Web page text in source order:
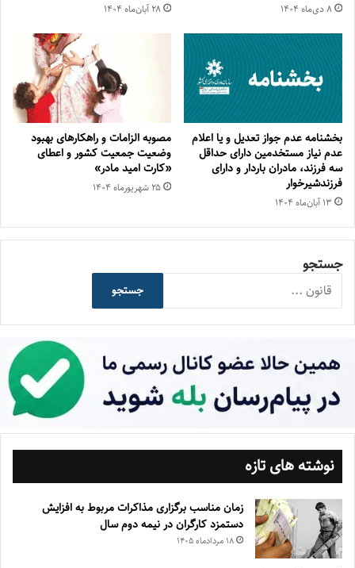
۸ دی‌ماه ۱۴۰۴ ۲۸ آبان‌ماه ۱۴۰۴
بخشنامه عدم جواز تعدیل و یا اعلام
عدم نیاز مستخدمین دارای حداقل
سه فرزند، مادران باردار و دارای
فرزندشیرخوار
۱۳ آبان‌ماه ۱۴۰۴
مصوبه الزامات و راهکارهای بهبود
وضعیت جمعیت کشور و اعطای
«کارت امید مادر»
۲۵ شهریور‌ماه ۱۴۰۴
جستجو
جستجو
نوشته های تازه
زمان مناسب برگزاری مذاکرات مربوط به افزایش
دستمزد کارگران در نیمه دوم سال
۱۸ مرداد‌ماه ۱۴۰۵